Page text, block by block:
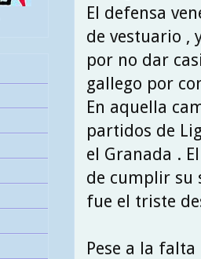
El defensa
de vestuario ,
por no dar
gallego por
En aquella
partidos de
el Granada .
de cumplir su
fue el triste
Pese a la